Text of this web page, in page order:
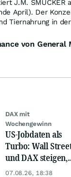
J.M. SMUCKER
April). Der
Tiernahrung in
von General
DAX mit
Wochengewinn
US-Jobdaten als
Turbo: Wall
und DAX steigen,
Gold glänzt
07.08.26, 18:38